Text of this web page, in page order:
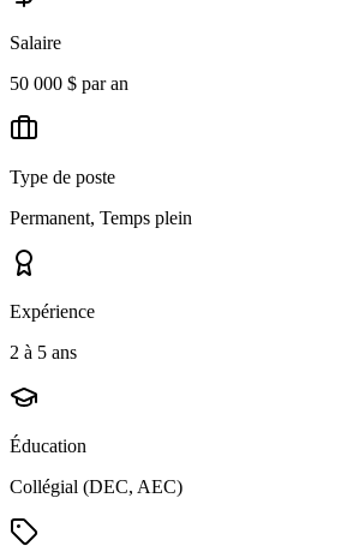
Salaire
50 000 $ par an
Type de poste
Permanent, Temps plein
Expérience
2 à 5 ans
Éducation
Collégial (DEC, AEC)